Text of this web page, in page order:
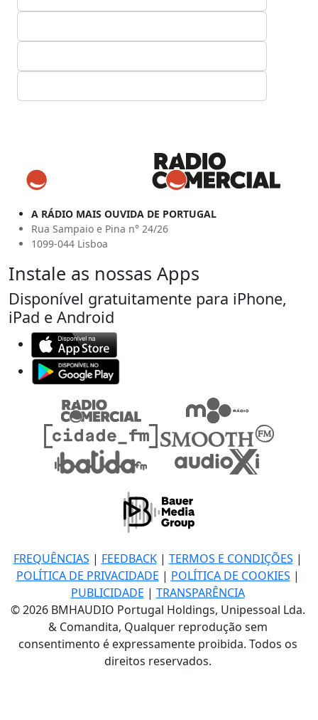
A RÁDIO MAIS OUVIDA DE PORTUGAL
Rua Sampaio e Pina n° 24/26
1099-044 Lisboa
Instale as nossas Apps
Disponível gratuitamente para iPhone,
iPad e Android
FREQUÊNCIAS | FEEDBACK| TERMOS E CONDIÇÕES |
POLÍTICA DE PRIVACIDADE | POLÍTICA DE COOKIES |
PUBLICIDADE | TRANSPARÊNCIA
© 2026 BMHAUDIO Portugal Holdings, Unipessoal Lda.
& Comandita, Qualquer reprodução sem
consentimento é expressamente proibida. Todos os
direitos reservados.